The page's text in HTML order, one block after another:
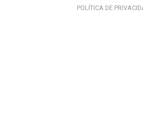
POLÍTICA DE